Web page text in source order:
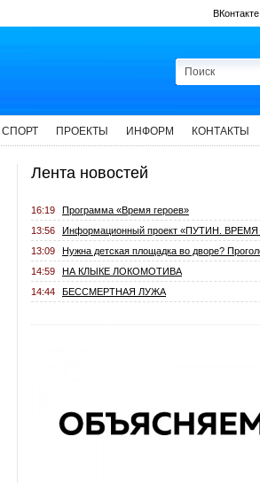
ВКонтакте
СПОРТ ПРОЕКТЫ ИНФОРМ КОНТАКТЫ
Лента новостей
16:19
Программа «Время героев»
13:56
Информационный проект «ПУТИН.
13:09
Нужна детская площадка во дворе?
14:59
НА КЛЫКЕ ЛОКОМОТИВА
14:44
БЕССМЕРТНАЯ ЛУЖА